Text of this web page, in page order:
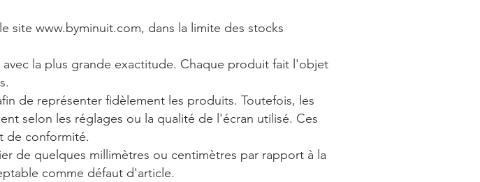
site www.byminuit.com, dans la limite des stocks
la plus grande exactitude. Chaque produit fait l'objet
de représenter fidèlement les produits. Toutefois, les
selon les réglages ou la qualité de l'écran utilisé. Ces
de conformité.
de quelques millimètres ou centimètres par rapport à la
comme défaut d'article.